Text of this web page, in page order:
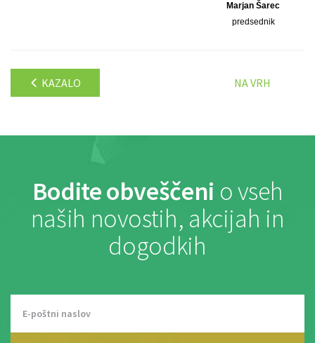
Marjan Šarec
predsednik
KAZALO NA VRH
Bodite obveščeni o vseh
naših novostih, akcijah in
dogodkih